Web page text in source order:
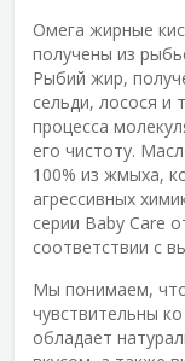
Омега жирные
получены из
Рыбий жир,
сельди, лосося
процесса
его чистоту.
100% из жмыха,
агрессивных
серии Baby Care
соответствии с
Мы понимаем,
чувствительны
обладает